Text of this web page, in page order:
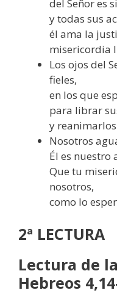
del Señor es
y todas sus
él ama la
misericordia
Los ojos del
fieles,
en los que
para librar
y
Nosotros
Él es nuestro
Que tu
nosotros,
como lo
2ª LECTURA
Lectura de
Hebreos